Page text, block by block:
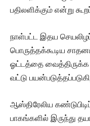
பதிலளிக்கும் என்று
நாள்பட்ட இதய
பொருத்தக்கூடிய
ஓட்டத்தை வைத்திருக்க
வட்டு
ஆஸ்திரேலிய
பாகங்களில் இருந்து